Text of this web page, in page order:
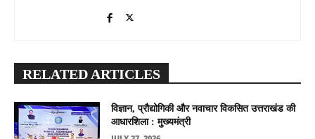
RELATED ARTICLES
विज्ञान, प्रौद्योगिकी और नवाचार विकसित उत्तराखंड की
आधारशिला : मुख्यमंत्री